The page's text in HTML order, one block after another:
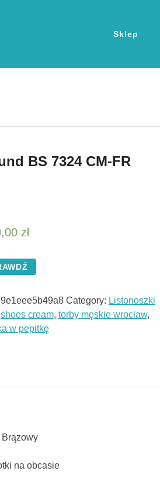
Sklep
BS 7324 CM-FR
zł
9e1eee5b49a8 Category: Listonoszki
shoes cream, torby męskie wrocław,
w pepitkę
na obcasie